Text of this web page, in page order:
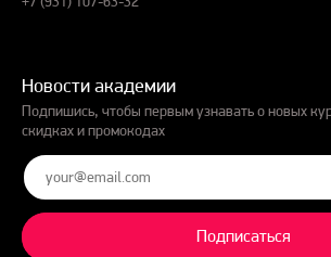
Новости академии
Подпишись, чтобы первым узнавать о новых
скидках и промокодах
Подписаться